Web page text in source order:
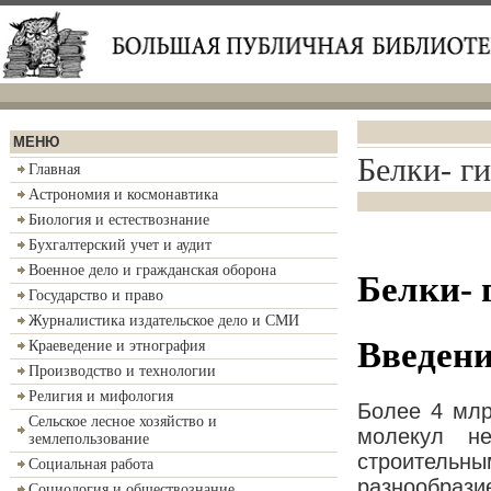
МЕНЮ
Главная
Астрономия и космонавтика
Биология и естествознание
Бухгалтерский учет и аудит
Военное дело и гражданская оборона
Государство и право
Журналистика издательское дело и СМИ
Краеведение и этнография
Производство и технологии
Религия и мифология
Сельское лесное хозяйство и
землепользование
Социальная работа
Белки-
Белки-
Более 4
молекул